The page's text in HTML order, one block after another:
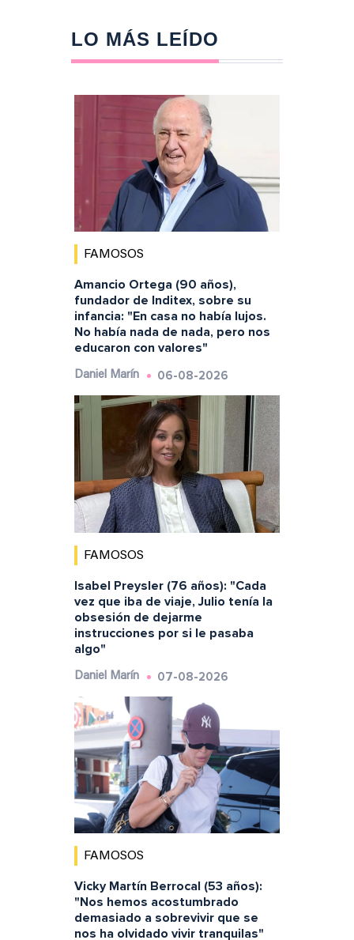
LO MÁS LEÍDO
FAMOSOS
Amancio Ortega (90 años),
fundador de Inditex, sobre su
infancia: "En casa no había lujos.
No había nada de nada, pero nos
educaron con valores"
Daniel Marín 06-08-2026
FAMOSOS
Isabel Preysler (76 años): "Cada
vez que iba de viaje, Julio tenía la
obsesión de dejarme
instrucciones por si le pasaba
algo"
Daniel Marín 07-08-2026
FAMOSOS
Vicky Martín Berrocal (53 años):
"Nos hemos acostumbrado
demasiado a sobrevivir que se
nos ha olvidado vivir tranquilas"